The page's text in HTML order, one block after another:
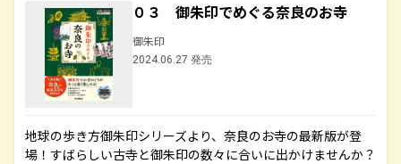
０３ 御朱印でめぐる奈良のお寺
御朱印
2024.06.27 発売
地球の歩き方御朱印シリーズより、奈良のお寺の最新版が登
場！すばらしい古寺と御朱印の数々に合いに出かけませんか？